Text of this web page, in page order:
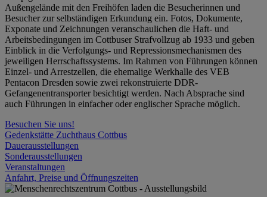
Außengelände mit den Freihöfen laden die Besucherinnen und
Besucher zur selbständigen Erkundung ein. Fotos, Dokumente,
Exponate und Zeichnungen veranschaulichen die Haft- und
Arbeitsbedingungen im Cottbuser Strafvollzug ab 1933 und geben
Einblick in die Verfolgungs- und Repressionsmechanismen des
jeweiligen Herrschaftssystems. Im Rahmen von Führungen können
Einzel- und Arrestzellen, die ehemalige Werkhalle des VEB
Pentacon Dresden sowie zwei rekonstruierte DDR-
Gefangenentransporter besichtigt werden. Nach Absprache sind
auch Führungen in einfacher oder englischer Sprache möglich.
Besuchen Sie uns!
Gedenkstätte Zuchthaus Cottbus
Dauerausstellungen
Sonderausstellungen
Veranstaltungen
Anfahrt, Preise und Öffnungszeiten